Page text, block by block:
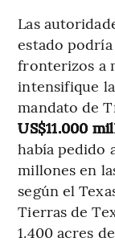
Las
estado
fronterizos a
intensifique
mandato de
US$11.000
había pedido
millones en
según el
Tierras de
1.400 acres